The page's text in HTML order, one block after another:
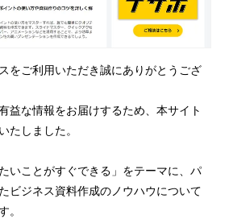
をご利用いただき誠にありがとうござ
益な情報をお届けするため、本サイト
たしました。
いことがすぐできる」をテーマに、パ
ビジネス資料作成のノウハウについて
。